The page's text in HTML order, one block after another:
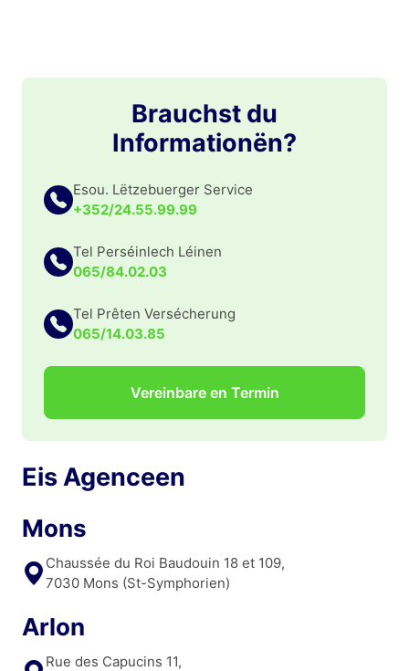
Brauchst du
Informationën?
Esou. Lëtzebuerger Service
+352/24.55.99.99
Tel Perséinlech Léinen
065/84.02.03
Tel Prêten Versécherung
065/14.03.85
Vereinbare en Termin
Eis Agenceen
Mons
Chaussée du Roi Baudouin 18 et 109,
7030 Mons (St-Symphorien)
Arlon
Rue des Capucins 11,